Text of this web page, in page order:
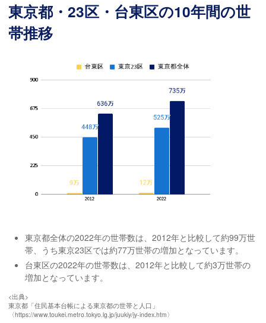
東京都・23区・台東区の10年間の世
帯推移
東京都全体の2022年の世帯数は、2012年と比較して約99万世
帯、うち東京23区では約77万世帯の増加となっています。
台東区の2022年の世帯数は、2012年と比較して約3万世帯の
増加となっています。
<出典>
東京都「住民基本台帳による東京都の世帯と人口」
〈https://www.toukei.metro.tokyo.lg.jp/juukiy/jy-index.htm〉